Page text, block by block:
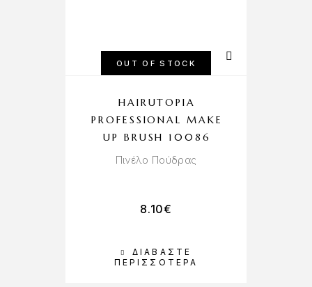
OUT OF STOCK
ΔΙΑΒΆΣΤΕ
ΠΕΡΙΣΣΌΤΕΡΑ
HAIRUTOPIA
PROFESSIONAL MAKE
UP BRUSH 10086
Πινέλο Πούδρας
8.10€